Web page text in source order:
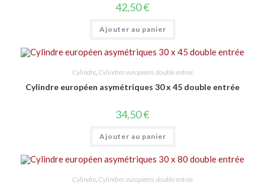
42,50€
Ajouter au panier
Cylindre, Cylindres européens double entrée
Cylindre européen asymétriques 30 x 45 double entrée
34,50€
Ajouter au panier
Cylindre Cylindres européens double entrée